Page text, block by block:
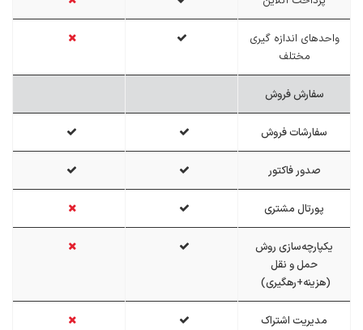
واحدهای اندازه گیری
مختلف
سفارش فروش
سفارشات فروش
صدور فاکتور
پورتال مشتری
یکپارچه‌سازی روش
حمل و نقل
(هزینه+رهگیری)
مدیریت اشتراک